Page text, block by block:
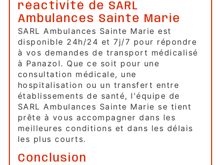
réactivité de SARL
Ambulances Sainte Marie
SARL Ambulances Sainte Marie est
disponible 24h/24 et 7j/7 pour répondre
à vos demandes de transport médicalisé
à Panazol. Que ce soit pour une
consultation médicale, une
hospitalisation ou un transfert entre
établissements de santé, l'équipe de
SARL Ambulances Sainte Marie se tient
prête à vous accompagner dans les
meilleures conditions et dans les délais
les plus courts.
Conclusion